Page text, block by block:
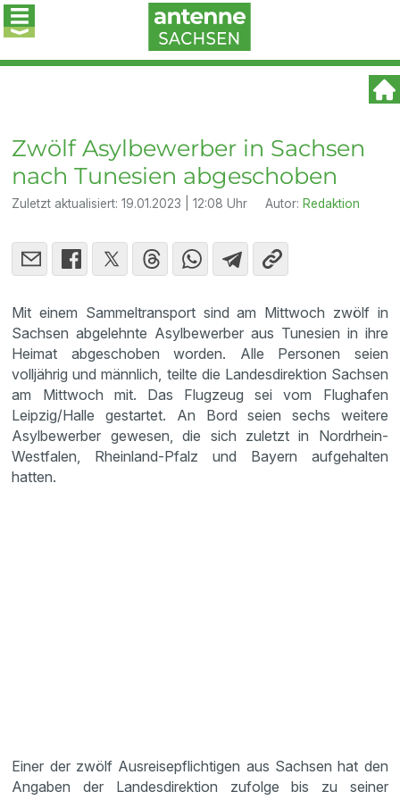
Zwölf Asylbewerber in Sachsen
nach Tunesien abgeschoben
Zuletzt aktualisiert:19.01.2023 | 12:08 Uhr Autor: Redaktion
Mit einem Sammeltransport sind am Mittwoch zwölf in
Sachsen abgelehnte Asylbewerber aus Tunesien in ihre
Heimat abgeschoben worden. Alle Personen seien
volljährig und männlich, teilte die Landesdirektion Sachsen
am Mittwoch mit. Das Flugzeug sei vom Flughafen
Leipzig/Halle gestartet. An Bord seien sechs weitere
Asylbewerber gewesen, die sich zuletzt in Nordrhein-
Westfalen, Rheinland-Pfalz und Bayern aufgehalten
hatten.
Einer der zwölf Ausreisepflichtigen aus Sachsen hat den
Angaben der Landesdirektion zufolge bis zu seiner